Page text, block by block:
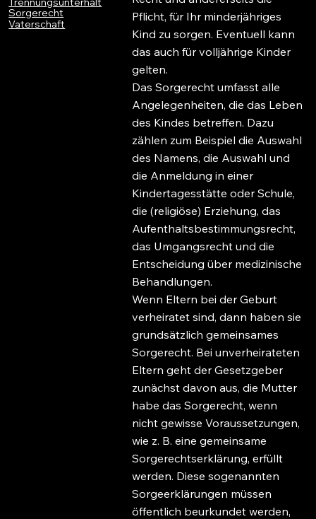
Sorgerecht
Vaterschaft
Pflicht, für Ihr minderjähriges
Kind zu sorgen. Eventuell kann
das auch für volljährige Kinder
gelten.
Das Sorgerecht umfasst alle
Angelegenheiten, die das Leben
des Kindes betreffen. Dazu
zählen zum Beispiel die Auswahl
des Namens, die Auswahl und
die Anmeldung in einer
Kindertagesstätte oder Schule,
die (religiöse) Erziehung, das
Aufenthaltsbestimmungsrecht,
das Umgangsrecht und die
Entscheidung über medizinische
Behandlungen.
Wenn Eltern bei der Geburt
verheiratet sind, dann haben sie
grundsätzlich gemeinsames
Sorgerecht. Bei unverheirateten
Eltern geht der Gesetzgeber
zunächst davon aus, die Mutter
habe das Sorgerecht, wenn
nicht gewisse Voraussetzungen,
wie z. B. eine gemeinsame
Sorgerechtserklärung, erfüllt
werden. Diese sogenannten
Sorgeerklärungen müssen
öffentlich beurkundet werden,